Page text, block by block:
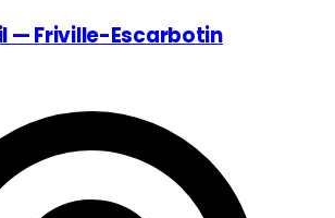
— Friville-Escarbotin